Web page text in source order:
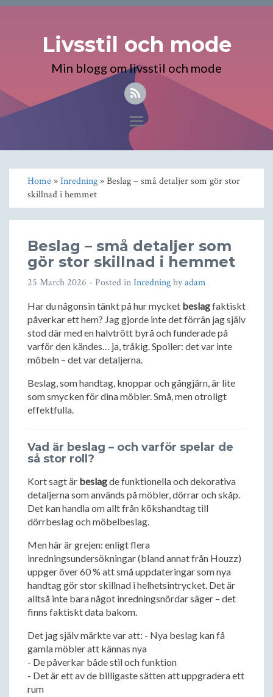
Livsstil och mode
Min blogg om livsstil och mode
Toggle
Home»Inredning» Beslag – små detaljer som gör stor
skillnad i hemmet
Beslag – små detaljer som
gör stor skillnad i hemmet
25 March 2026 - Posted inInredningbyadam
Har du någonsin tänkt på hur mycket beslagfaktiskt
påverkar ett hem? Jag gjorde inte det förrän jag själv
stod där med en halvtrött byrå och funderade på
varför den kändes… ja, tråkig. Spoiler: det var inte
möbeln – det var detaljerna.
Beslag, som handtag, knoppar och gångjärn, är lite
som smycken för dina möbler. Små, men otroligt
effektfulla.
Vad är beslag – och varför spelar de
så stor roll?
Kort sagt är beslagde funktionella och dekorativa
detaljerna som används på möbler, dörrar och skåp.
Det kan handla om allt från kökshandtag till
dörrbeslag och möbelbeslag.
Men här är grejen: enligt flera
inredningsundersökningar (bland annat från Houzz)
uppger över 60 % att små uppdateringar som nya
handtag gör stor skillnad i helhetsintrycket. Det är
alltså inte bara något inredningsnördar säger – det
finns faktiskt data bakom.
Det jag själv märkte var att: - Nya beslag kan få
gamla möbler att kännas nya
- De påverkar både stil och funktion
- Det är ett av de billigaste sätten att uppgradera ett
rum